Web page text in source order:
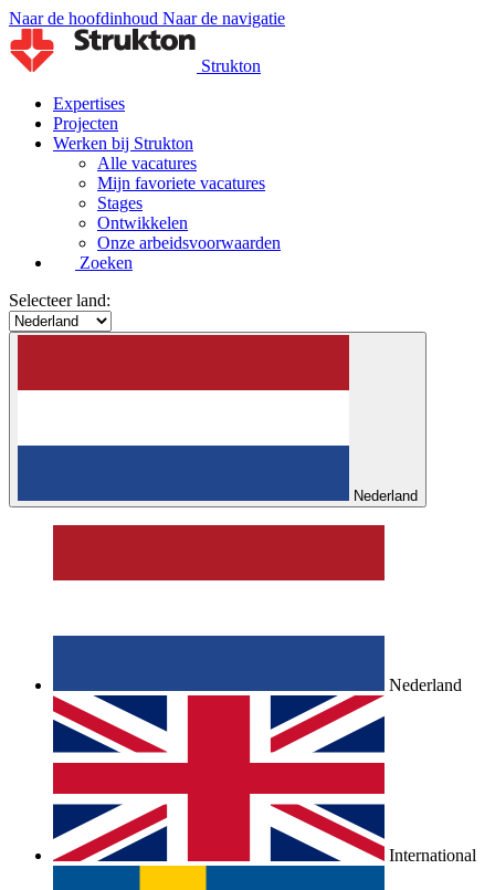
Naar de hoofdinhoud Naar de navigatie
Strukton
Expertises
Projecten
Werken bij Strukton
Alle vacatures
Mijn favoriete vacatures
Stages
Ontwikkelen
Onze arbeidsvoorwaarden
Zoeken
Selecteer land:
Nederland
Nederland
International